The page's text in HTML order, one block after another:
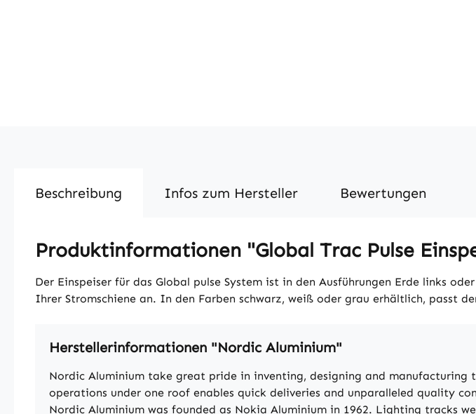
Beschreibung Infos zum Hersteller Bewertungen
Produktinformationen "Global Trac Pulse
Der Einspeiser für das Global pulse System ist in den Ausführungen Erde links
Ihrer Stromschiene an. In den Farben schwarz, weiß oder grau erhältlich, passt
Herstellerinformationen "Nordic Aluminium"
Nordic Aluminium take great pride in inventing, designing and manufacturing
operations under one roof enables quick deliveries and unparalleled quality
Nordic Aluminium was founded as Nokia Aluminium in 1962. Lighting tracks